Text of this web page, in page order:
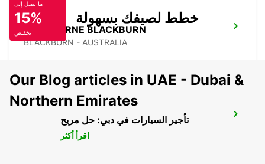
MELBOURNE BLACKBURN
BLACKBURN - AUSTRALIA
MELBOURNE MOORABBIN
MOORABBIN - AUSTRALIA
ما يصل إلى
15%
تخفيض
خطط لصيفك بسهولة
Our Blog articles in UAE - Dubai &
Northern Emirates
تأجير السيارات في دبي: حل مريح
اقرأ أكثر